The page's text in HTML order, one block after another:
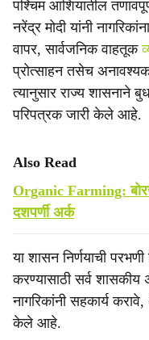
पश्चिम आशियातील
नरेंद्र मोदी यांनी
वापर, सार्वजनिक वाहतूक
प्रोत्साहन तसेच
त्यानुसार राज्य शासनाने
परिपत्रक जारी केले आहे.
Also Read
Organic Farming:
दशपर्णी अर्क
या शासन निर्णयाची परभणी
करण्यासाठी सर्व शासकीय
नागरिकांनी सहकार्य
केले आहे.